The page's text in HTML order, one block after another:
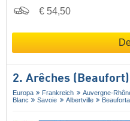
€ 54,50
2. Arêches (Beaufort)
Europa Frankreich Auvergne-
Blanc
Savoie Albertville